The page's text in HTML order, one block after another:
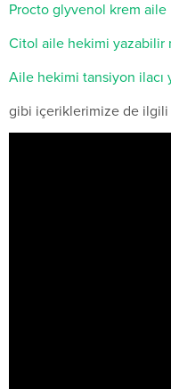
Procto glyvenol krem
Citol aile hekimi yazabilir
Aile hekimi tansiyon ilacı
gibi içeriklerimize de ilgili